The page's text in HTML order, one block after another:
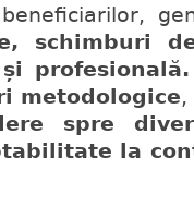
schimburi
profesională
metodologice,
spre
la